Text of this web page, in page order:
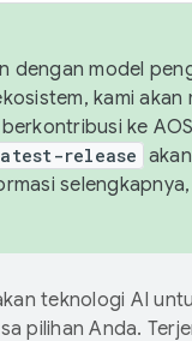
dengan model
kami akan
ke
release
teknologi AI
pilihan Anda.